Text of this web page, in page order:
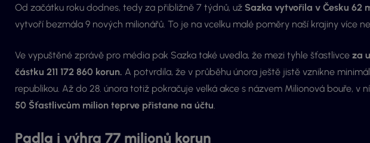
Od začátku roku dodnes, tedy za přibližně 7 týdnů, už Sazka vytvořila v Česku 62
vytvoří bezmála 9 nových milionářů. To je na vcelku malé poměry naší krajiny více
Ve vypuštěné zprávě pro média pak Sazka také uvedla, že mezi tyhle šťastlivce za
částku 211 172 860 korun. A potvrdila, že v průběhu února ještě jistě vznikne
republikou. Až do 28. února totiž pokračuje velká akce s názvem Milionová bouře, v
50 Šťastlivcům milion teprve přistane na účtu.
Padla i výhra 77 milionů korun